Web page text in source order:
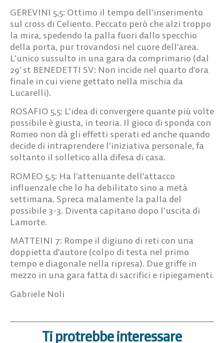
GEREVINI 5,5: Ottimo il tempo dell’inserimento
sul cross di Celiento. Peccato però che alzi troppo
la mira, spedendo la palla fuori dallo specchio
della porta, pur trovandosi nel cuore dell’area.
L’unico sussulto in una gara da comprimario (dal
29′ st BENEDETTI SV: Non incide nel quarto d’ora
finale in cui viene gettato nella mischia da
Lucarelli).
ROSAFIO 5,5: L’idea di convergere quante più volte
possibile è giusta, in teoria. Il gioco di sponda con
Romeo non dà gli effetti sperati ed anche quando
decide di intraprendere l’iniziativa personale, fa
soltanto il solletico alla difesa di casa.
ROMEO 5,5: Ha l’attenuante dell’attacco
influenzale che lo ha debilitato sino a metà
settimana. Spreca malamente la palla del
possibile 3-3. Diventa capitano dopo l’uscita di
Lamorte.
MATTEINI 7: Rompe il digiuno di reti con una
doppietta d’autore (colpo di testa nel primo
tempo e diagonale nella ripresa). Due griffe in
mezzo in una gara fatta di sacrifici e ripiegamenti.
Gabriele Noli
Ti protrebbe interessare